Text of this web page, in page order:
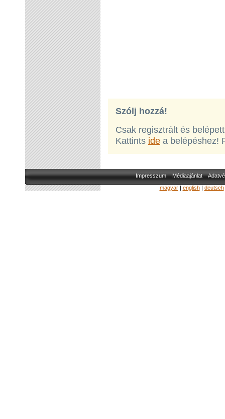
Szólj hozzá!
Csak regisztrált és
Kattints ide a belépéshez!
Impresszum Médiaajánlat
magyar| english| deutsch